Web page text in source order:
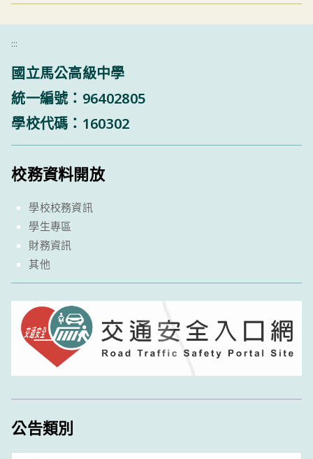
:::
國立馬公高級中學
統一編號：96402805
學校代碼：160302
校務資料開放
學校校務資訊
學生專區
財務資訊
其他
公告類別